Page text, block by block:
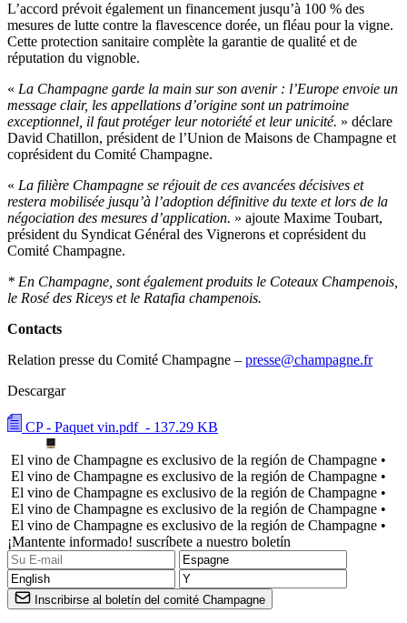
L’accord prévoit également un financement jusqu’à 100 % des
mesures de lutte contre la flavescence dorée, un fléau pour la vigne.
Cette protection sanitaire complète la garantie de qualité et de
réputation du vignoble.
« La Champagne garde la main sur son avenir : l’Europe envoie un
message clair, les appellations d’origine sont un patrimoine
exceptionnel, il faut protéger leur notoriété et leur unicité. » déclare
David Chatillon, président de l’Union de Maisons de Champagne et
coprésident du Comité Champagne.
« La filière Champagne se réjouit de ces avancées décisives et
restera mobilisée jusqu’à l’adoption définitive du texte et lors de la
négociation des mesures d’application. » ajoute Maxime Toubart,
président du Syndicat Général des Vignerons et coprésident du
Comité Champagne.
* En Champagne, sont également produits le Coteaux Champenois,
le Rosé des Riceys et le Ratafia champenois.
Contacts
Relation presse du Comité Champagne – presse@champagne.fr
Descargar
CP - Paquet vin.pdf - 137.29 KB
El vino de Champagne es exclusivo de la región de Champagne •
El vino de Champagne es exclusivo de la región de Champagne •
El vino de Champagne es exclusivo de la región de Champagne •
El vino de Champagne es exclusivo de la región de Champagne •
El vino de Champagne es exclusivo de la región de Champagne •
¡Mantente informado! suscríbete a nuestro boletín
Inscribirse al boletín del comité Champagne